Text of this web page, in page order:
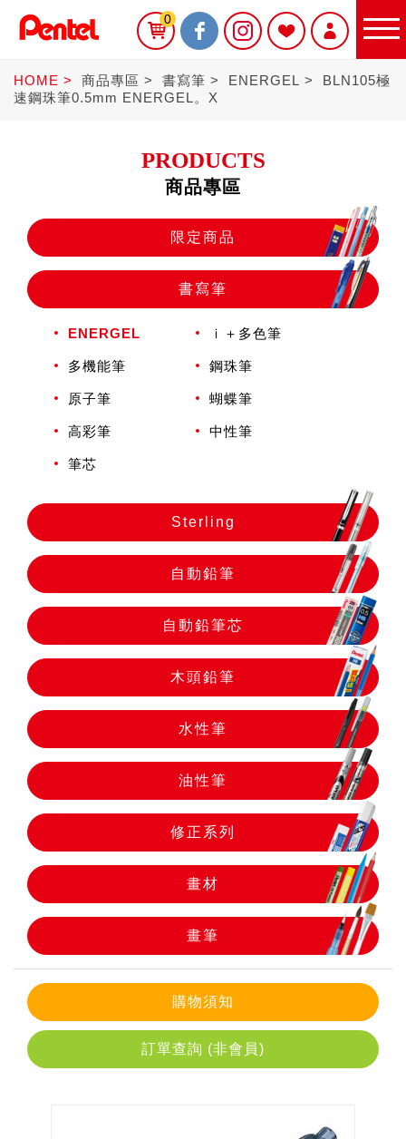
限定商品
書寫筆
木頭鉛筆
水性筆
油性筆
修正系列
畫材
畫筆
0
HOME 商品專區 書寫筆 ENERGEL
BLN105極
速鋼珠筆0.5mm ENERGEL。X
PRODUCTS
商品專區
限定商品
書寫筆
ENERGEL ｉ＋多色筆
多機能筆 鋼珠筆
原子筆 蝴蝶筆
高彩筆 中性筆
筆芯
Sterling
自動鉛筆
自動鉛筆芯
木頭鉛筆
水性筆
油性筆
修正系列
畫材
畫筆
購物須知
訂單查詢 (非會員)